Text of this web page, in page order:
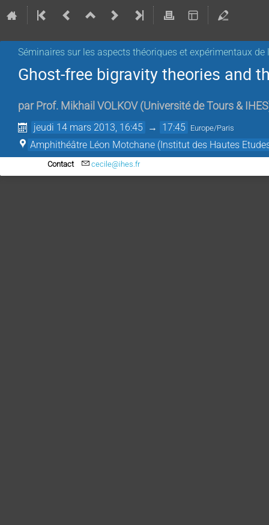
Séminaires sur les aspects théoriques et expérimentaux
Ghost-free bigravity theories and
par Prof. Mikhail VOLKOV (Université de Tours & IHES
jeudi 14 mars 2013, 16:45 → 17:45 Europe/Paris
Amphithéâtre Léon Motchane (Institut des Hautes
Contact cecile@ihes.fr